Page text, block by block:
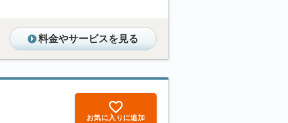
料金やサービスを見る
お気に入りに追加